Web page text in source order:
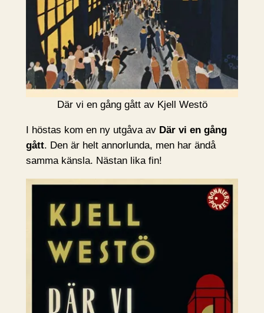
Där vi en gång gått av Kjell Westö
I höstas kom en ny utgåva av Där vi en gång
gått. Den är helt annorlunda, men har ändå
samma känsla. Nästan lika fin!